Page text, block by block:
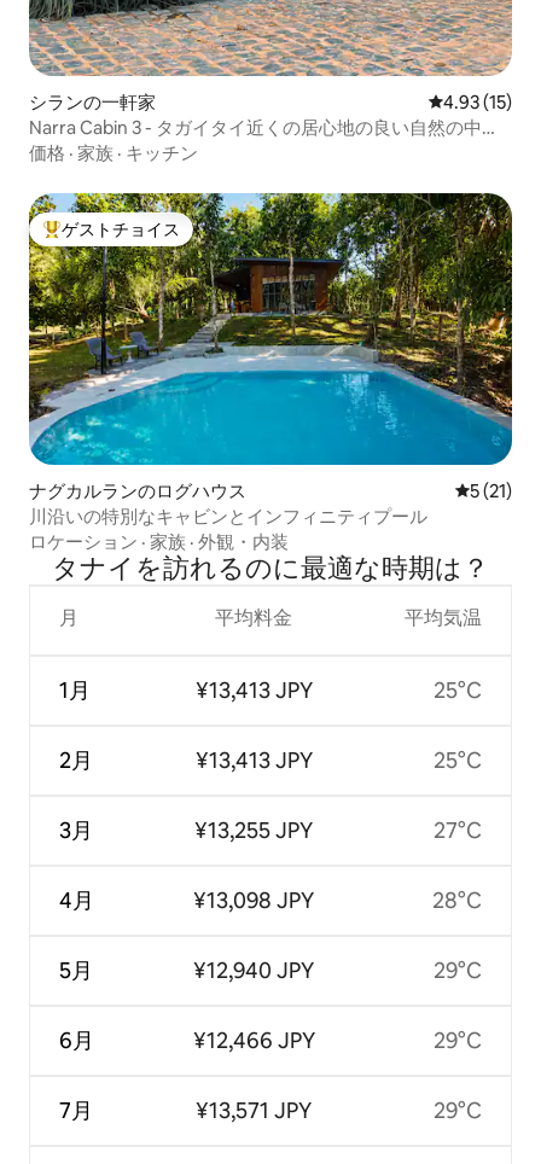
シランの一軒家 レビュー15
4.93 (15)
Narra Cabin 3 - タガイタイ近くの居心地の良い自然の中の
隠れ家
価格 · 家族 · キッチン
大好評のゲストチョイスです。
ゲストチョイス
ナグカルランのログハウス レビュー
5 (21)
川沿いの特別なキャビンとインフィニティプール
ロケーション · 家族 · 外観・内装
タナイを訪⁠れ⁠るの⁠に最⁠適⁠な時⁠期⁠は⁠？
月
1月
2月
3月
4月
5月
6月
7月
平均料金
¥13,413 JPY
¥13,413 JPY
¥13,255 JPY
¥13,098 JPY
¥12,940 JPY
¥12,466 JPY
¥13,571 JPY
平均気温
25°C
25°C
27°C
28°C
29°C
29°C
29°C